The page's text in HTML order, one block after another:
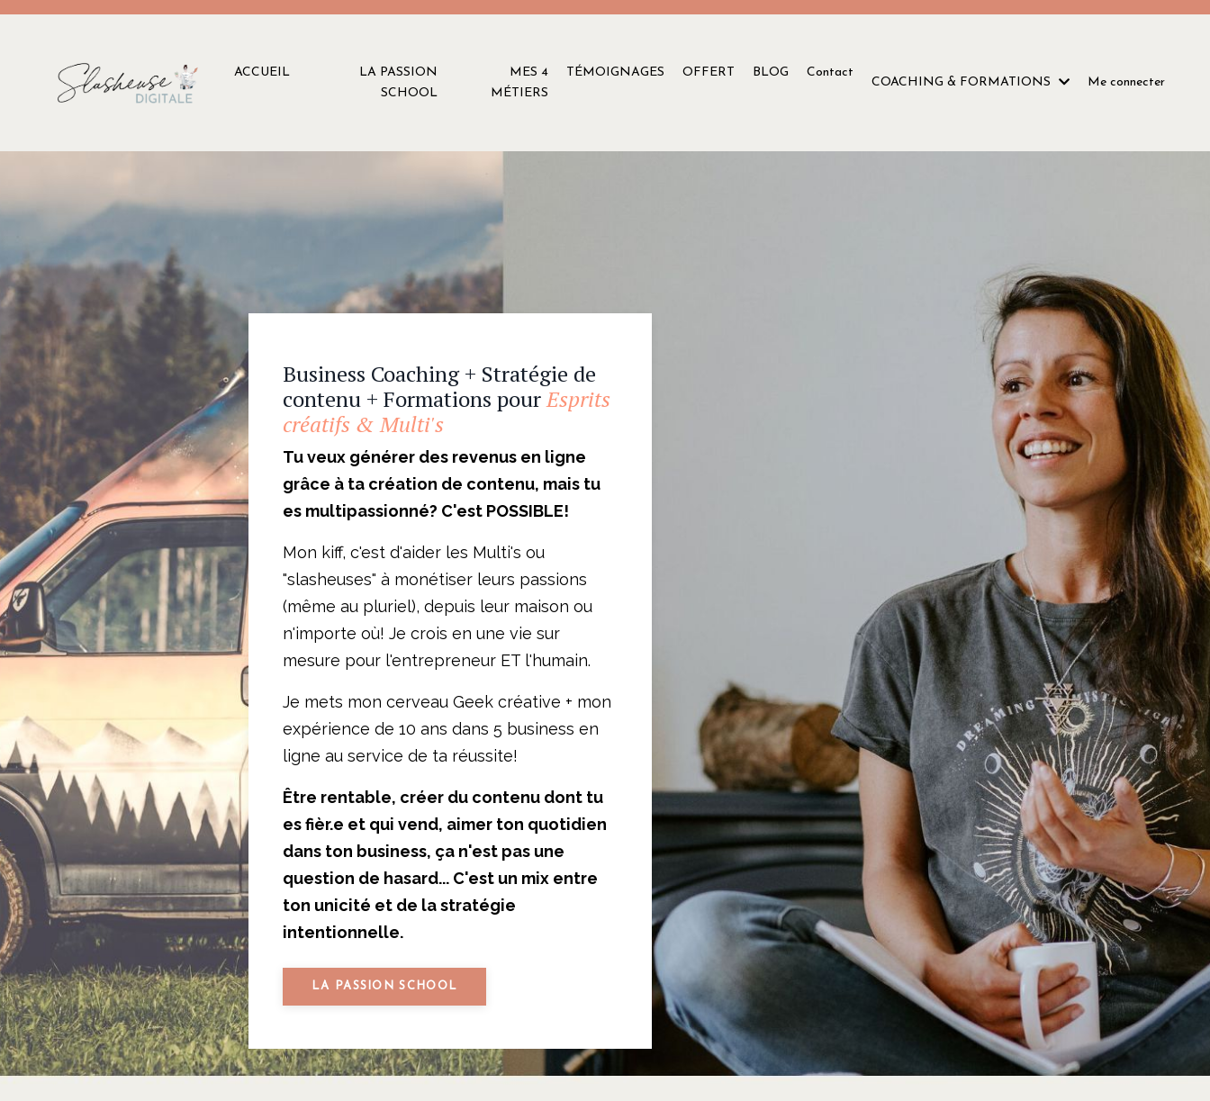
ACCUEIL
LA PASSION
SCHOOL
MES 4
MÉTIERS
TÉMOIGNAGES OFFERT BLOG Contact
COACHING & FORMATIONS Me connecter
Business Coaching + Stratégie de
contenu + Formations pourEsprits
créatifs & Multi's
Tu veux générer des revenus en ligne
grâce à ta création de contenu, mais tu
es multipassionné? C'est POSSIBLE!
Mon kiff, c'est d'aider les Multi's ou
"slasheuses" à monétiser leurs passions
(même au pluriel), depuis leur maison ou
n'importe où! Je crois en une vie sur
mesure pour l'entrepreneur ET l'humain.
Je mets mon cerveau Geek créative + mon
expérience de 10 ans dans 5 business en
ligne au service de ta réussite!
Être rentable, créer du contenu dont tu
es fièr.e et qui vend, aimer ton quotidien
dans ton business, ça n'est pas une
question de hasard... C'est un mix entre
ton unicité et de la stratégie
intentionnelle.
LA PASSION SCHOOL